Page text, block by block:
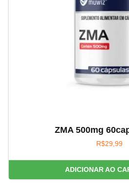
ZMA 500mg
R$29,99
ADICIONAR AO